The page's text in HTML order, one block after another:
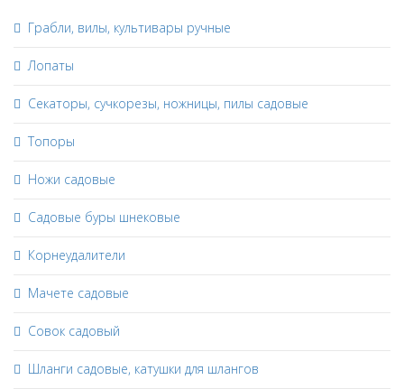
Грабли, вилы, культивары ручные
Лопаты
Секаторы, сучкорезы, ножницы, пилы садовые
Топоры
Ножи садовые
Садовые буры шнековые
Корнеудалители
Мачете садовые
Совок садовый
Шланги садовые, катушки для шлангов